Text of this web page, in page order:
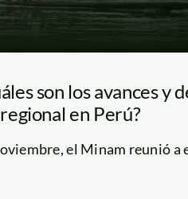
son los avances y
en Perú?
el Minam reunió a